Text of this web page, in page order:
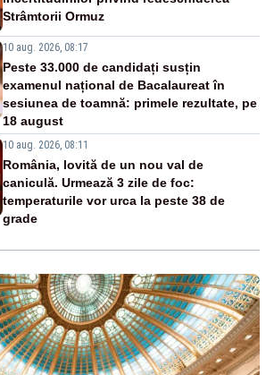
Strâmtorii Ormuz
10 aug. 2026, 08:17
Peste 33.000 de candidați susțin
examenul național de Bacalaureat în
sesiunea de toamnă: primele rezultate, pe
18 august
10 aug. 2026, 08:11
România, lovită de un nou val de
caniculă. Urmează 3 zile de foc:
temperaturile vor urca la peste 38 de
grade